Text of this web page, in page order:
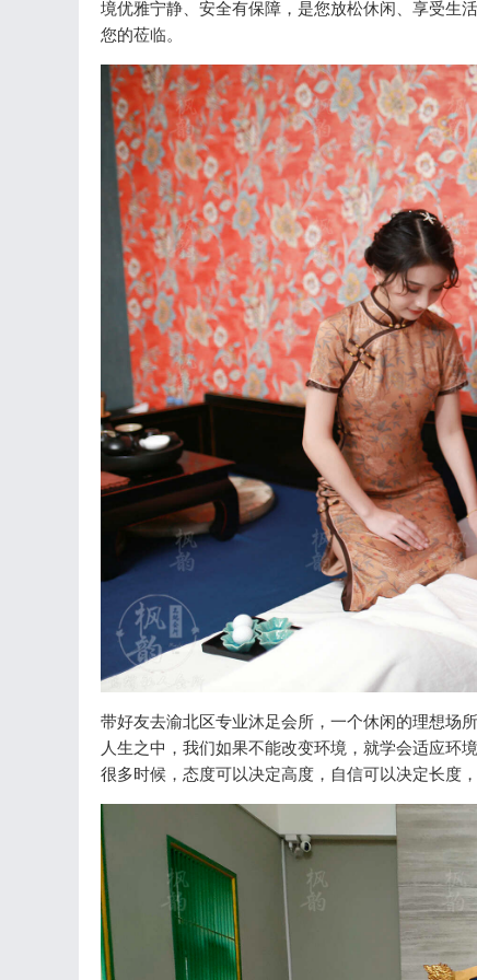
境优雅宁静、安全有保障，是您放松休闲、享受生
您的莅临。
带好友去渝北区专业沐足会所，一个休闲的理想场所
人生之中，我们如果不能改变环境，就学会适应环
很多时候，态度可以决定高度，自信可以决定长度，